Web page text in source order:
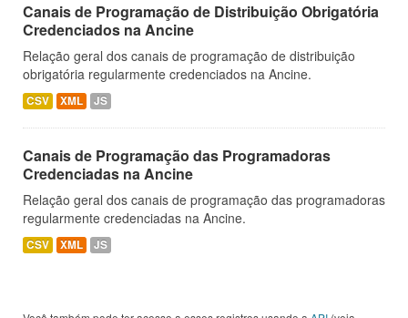
Canais de Programação de Distribuição Obrigatória
Credenciados na Ancine
Relação geral dos canais de programação de distribuição
obrigatória regularmente credenciados na Ancine.
CSV XML JS
Canais de Programação das Programadoras
Credenciadas na Ancine
Relação geral dos canais de programação das programadoras
regularmente credenciadas na Ancine.
CSV XML JS